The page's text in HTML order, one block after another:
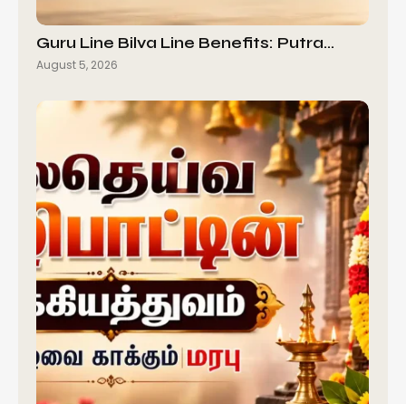
Guru Line Bilva Line Benefits: Putra…
August 5, 2026